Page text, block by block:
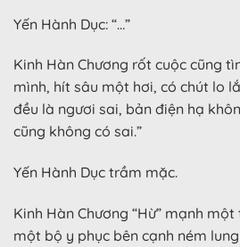
Yến Hành Dục: “…”
Kinh Hàn Chương rốt cuộc cũng
mình, hít sâu một hơi, có chút lo
đều là ngươi sai, bản điện hạ
cũng không có sai.”
Yến Hành Dục trầm mặc.
Kinh Hàn Chương “Hừ” mạnh
một bộ y phục bên cạnh ném